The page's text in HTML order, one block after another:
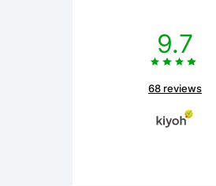
9.7
68 reviews